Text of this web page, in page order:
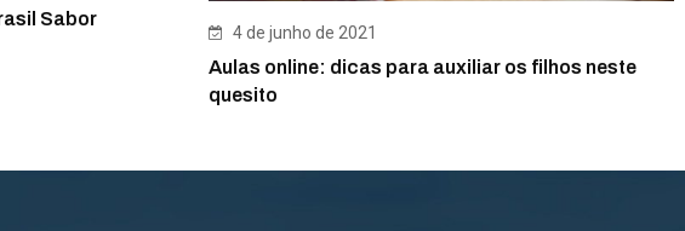
Sabor
4 de junho de 2021
Aulas online: dicas para auxiliar os filhos neste
quesito